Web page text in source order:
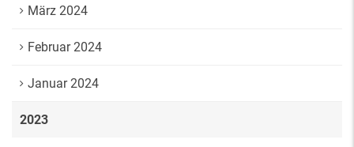
März 2024
Februar 2024
Januar 2024
2023